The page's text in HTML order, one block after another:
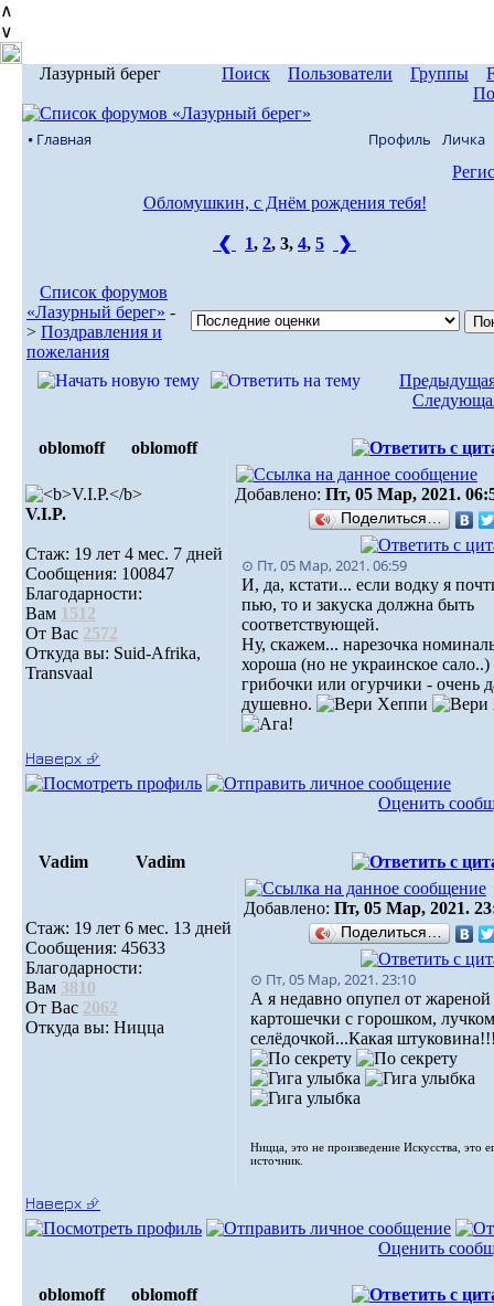
∧
∨
Лазурный берег Поиск Пользователи Группы
⦁ Главная Профиль Личка
Обломушкин, с Днём рождения тебя!
❮ 1, 2, 3, 4, 5 ❯
Список форумов
«Лазурный берег» -
> Поздравления и
пожелания
oblomoff oblomoff
V.I.P.
Стаж: 19 лет 4 мес. 7 дней
Сообщения: 100847
Благодарности:
Вам 1512
От Вас 2572
Откуда вы: Suid-Afrika,
Transvaal
Добавлено: Пт, 05 Мар, 2021.
Поделиться…
⊙ Пт, 05 Мар, 2021. 06:59
И, да, кстати... если водку я
пью, то и закуска должна быть
соответствующей.
Ну, скажем... нарезочка
хороша (но не украинское сало..)
грибочки или огурчики - очень
душевно.
Наверх ⮵
Оценить
Vadim Vadim
Стаж: 19 лет 6 мес. 13 дней
Сообщения: 45633
Благодарности:
Вам 3810
От Вас 2062
Откуда вы: Ницца
Добавлено: Пт, 05 Мар, 2021.
Поделиться…
⊙ Пт, 05 Мар, 2021. 23:10
А я недавно опупел от жареной
картошечки с горошком,
селёдочкой...Какая
Ницца, это не произведение Искусства, это
источник.
Наверх ⮵
Оценить
oblomoff oblomoff